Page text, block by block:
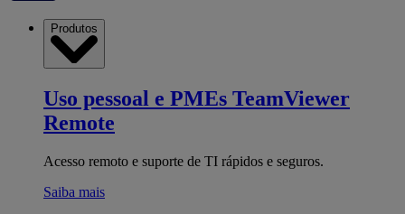
Produtos
Uso pessoal e PMEs TeamViewer
Remote
Acesso remoto e suporte de TI rápidos e seguros.
Saiba mais